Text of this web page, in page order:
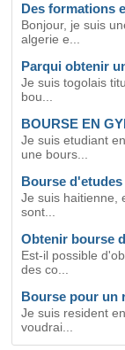
Des formations
Bonjour, je suis
algerie e...
Parqui obtenir
Je suis togolais
bou...
BOURSE EN
Je suis etudiant
une bours...
Bourse
Je suis haitienne,
sont...
Obtenir bourse
Est-il possible
des co...
Bourse pour un
Je suis resident
voudrai...